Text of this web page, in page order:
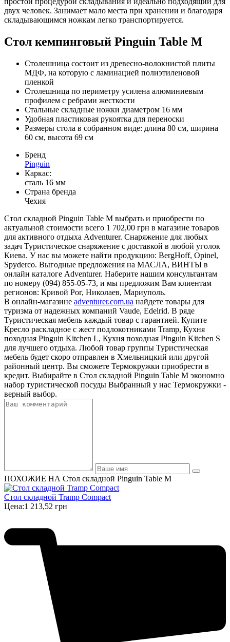
двух человек. Занимает мало места при хранении и благодаря
складывающимся ножкам легко транспортируется.
Стол кемпинговый Pinguin Table M
Столешница состоит из древесно-волокнистой плиты
МДФ, на которую c ламинацией полиэтиленовой
пленкой
Столешница по периметру усилена алюминиевым
профилем с ребрами жесткости
Стальные складные ножки диаметром 16 мм
Удобная пластиковая рукоятка для переноски
Размеры стола в собранном виде: длина 80 см, ширина
60 см, высота 69 см
Бренд
Pinguin
Каркас:
сталь 16 мм
Страна бренда
Чехия
Стол складной Pinguin Table M выбрать и приобрести по
актуальной стоимости всего 1 702,00 грн в магазине товаров
для активного отдыха Adventurer. Снаряжение для любых
задач Туристическое снаряжение с доставкой в любой уголок
Киева. У нас вы можете найти продукцию: BergHoff, Opinel,
Spyderco. Выгодные предложения на МАСЛА, ВИНТЫ в
онлайн каталоге Adventurer. Наберите нашим консультантам
по номеру (094) 855-05-73, и мы предложим Вам клиентам
регионов: Кривой Рог, Николаев, Мариуполь.
В онлайн-магазине adventurer.com.ua найдете товары для
туризма от надежных компаний Vaude, Edelrid. В ряде
Туристическая мебель каждый товар с гарантией. Купите
Кресло раскладное с жест подлокотниками Tramp, Кухня
походная Pinguin Kitchen L, Кухня походная Pinguin Kitchen S
для лучшего отдыха. Любой товар группы Туристическая
мебель будет скоро отправлен в Хмельницкий или другой
районный центр. Вы сможете Термокружки приобрести в
кредит. Выбирайте в Стол складной Pinguin Table M экономно
набор туристической посуды Выбранный у нас Термокружки -
верный выбор.
ПОХОЖИЕ НА Стол складной Pinguin Table M
Стол складной Tramp Compact
Цена:1 213,52 грн